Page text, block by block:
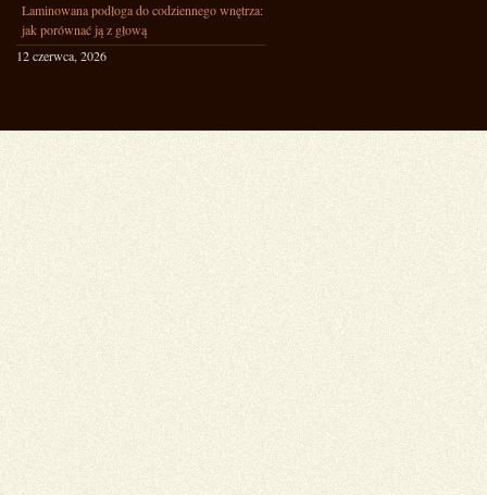
Laminowana podłoga do codziennego wnętrza:
jak porównać ją z głową
12 czerwca, 2026